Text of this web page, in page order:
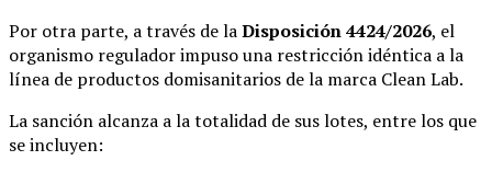
Por otra parte, a través de laDisposición 4424/2026, el
organismo regulador impuso una restricción idéntica a la
línea de productos domisanitarios de la marca Clean Lab.
La sanción alcanza a la totalidad de sus lotes, entre los que
se incluyen: